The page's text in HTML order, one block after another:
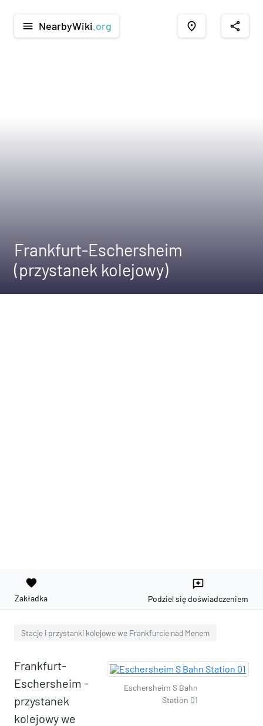
menu NearbyWiki .org place share
Frankfurt-Eschersheim
(przystanek kolejowy)
favorite
Zakładka
reviews
Podziel się doświadczeniem
Stacje i przystanki kolejowe we Frankfurcie nad Menem
Eschersheim S Bahn
Station 01
Frankfurt-
Eschersheim -
przystanek
kolejowy we